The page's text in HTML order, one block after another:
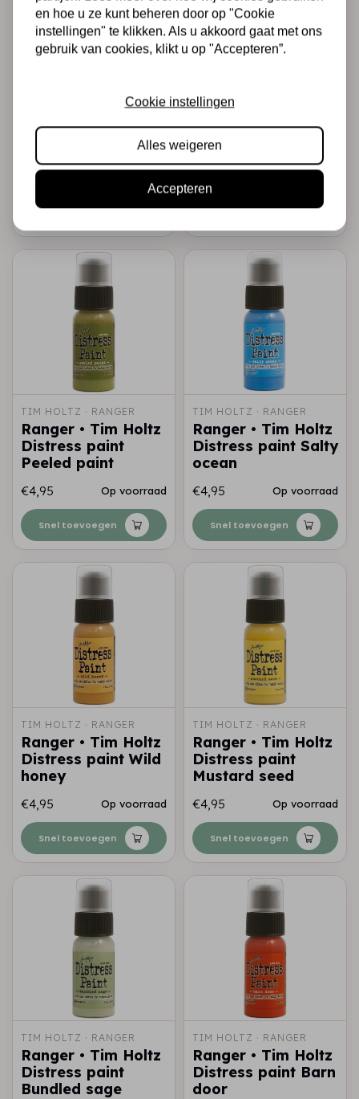
TIM HOLTZ · RANGER
Distress paint
Seedles preserves
€4,95
Snel toevoegen
TIM HOLTZ · RANGER
Distress paint Fired
brick
Op voorraad
Snel toevoegen
TIM HOLTZ · RANGER
Ranger • Tim Holtz
Distress paint
Peeled paint
€4,95 Op voorraad
Snel toevoegen
TIM HOLTZ · RANGER
Ranger • Tim Holtz
Distress paint Salty
ocean
€4,95 Op voorraad
Snel toevoegen
TIM HOLTZ · RANGER
Ranger • Tim Holtz
Distress paint Wild
honey
€4,95 Op voorraad
Snel toevoegen
TIM HOLTZ · RANGER
Ranger • Tim Holtz
Distress paint
Mustard seed
€4,95 Op voorraad
Snel toevoegen
TIM HOLTZ · RANGER
Ranger • Tim Holtz
Distress paint
Bundled sage
TIM HOLTZ · RANGER
Ranger • Tim Holtz
Distress paint Barn
door
en hoe u ze kunt beheren door op "Cookie
instellingen" te klikken. Als u akkoord gaat met ons
gebruik van cookies, klikt u op "Accepteren”.
Cookie instellingen
Alles weigeren
Accepteren